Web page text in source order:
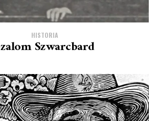
HISTORIA
Szwarcbard